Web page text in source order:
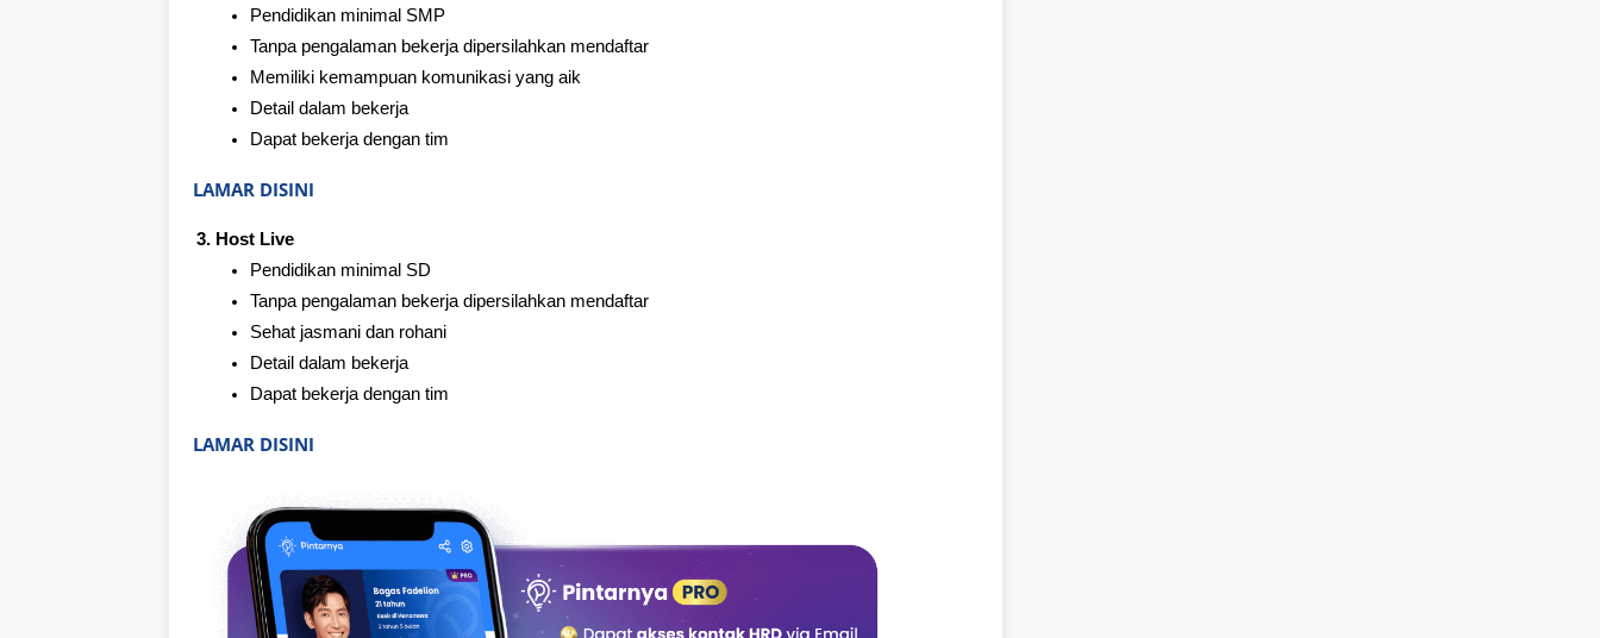
Pendidikan minimal SMP
Tanpa pengalaman bekerja dipersilahkan mendaftar
Memiliki kemampuan komunikasi yang aik
Detail dalam bekerja
Dapat bekerja dengan tim
LAMAR DISINI
Host Live
Pendidikan minimal SD
Tanpa pengalaman bekerja dipersilahkan mendaftar
Sehat jasmani dan rohani
Detail dalam bekerja
Dapat bekerja dengan tim
LAMAR DISINI